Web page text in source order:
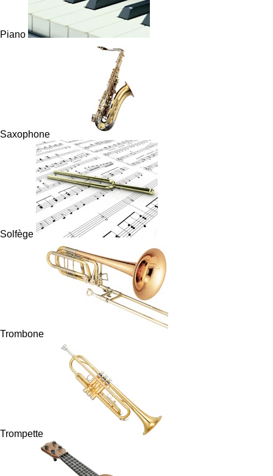
Piano
Saxophone
Solfège
Trombone
Trompette